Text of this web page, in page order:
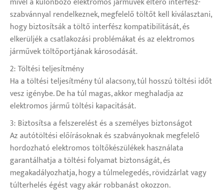
szabvánnyal rendelkeznek, megfelelő töltőt kell kiválasztani,
hogy biztosítsák a töltő interfész kompatibilitását, és
elkerüljék a csatlakozási problémákat és az elektromos
járművek töltőportjának károsodását.
2: Töltési teljesítmény
Ha a töltési teljesítmény túl alacsony, túl hosszú töltési időt
vesz igénybe. De ha túl magas, akkor meghaladja az
elektromos jármű töltési kapacitását.
3: Biztosítsa a felszerelést és a személyes biztonságot
Az autótöltési előírásoknak és szabványoknak megfelelő
hordozható elektromos töltőkészülékek használata
garantálhatja a töltési folyamat biztonságát, és
megakadályozhatja, hogy a túlmelegedés, rövidzárlat vagy
túlterhelés égést vagy akár robbanást okozzon.